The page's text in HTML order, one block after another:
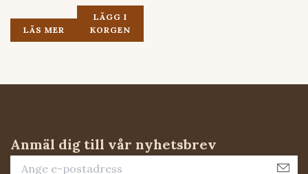
LÄS MER
LÄGG I
KORGEN
Anmäl dig till vår nyhetsbrev